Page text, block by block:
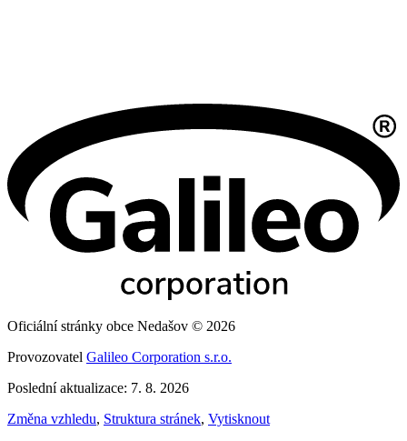
Oficiální stránky obce Nedašov © 2026
Provozovatel Galileo Corporation s.r.o.
Poslední aktualizace: 7. 8. 2026
Změna vzhledu, Struktura stránek, Vytisknout